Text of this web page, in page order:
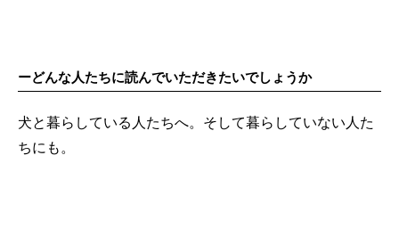
ーどんな人たちに読んでいただきたいでしょうか
犬と暮らしている人たちへ。そして暮らしていない人た
ちにも。